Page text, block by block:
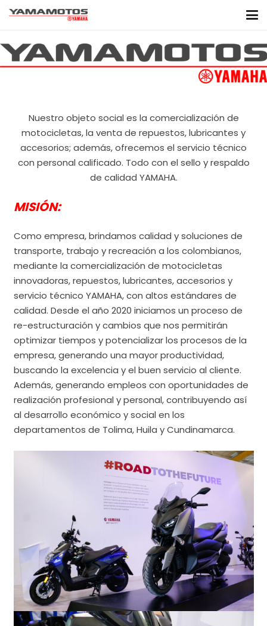
Nuestro objeto social es la comercialización de
motocicletas, la venta de repuestos, lubricantes y
accesorios; además, ofrecemos el servicio técnico
con personal calificado. Todo con el sello y respaldo
de calidad YAMAHA.
MISIÓN:
Como empresa, brindamos calidad y soluciones de
transporte, trabajo y recreación a los colombianos,
mediante la comercialización de motocicletas
innovadoras, repuestos, lubricantes, accesorios y
servicio técnico YAMAHA, con altos estándares de
calidad. Desde el año 2020 iniciamos un proceso de
re-estructuración y cambios que nos permitirán
optimizar tiempos y potencializar los procesos de la
empresa, generando una mayor productividad,
buscando la excelencia y el buen servicio al cliente.
Además, generando empleos con oportunidades de
realización profesional y personal, contribuyendo así
al desarrollo económico y social en los
departamentos de Tolima, Huila y Cundinamarca.